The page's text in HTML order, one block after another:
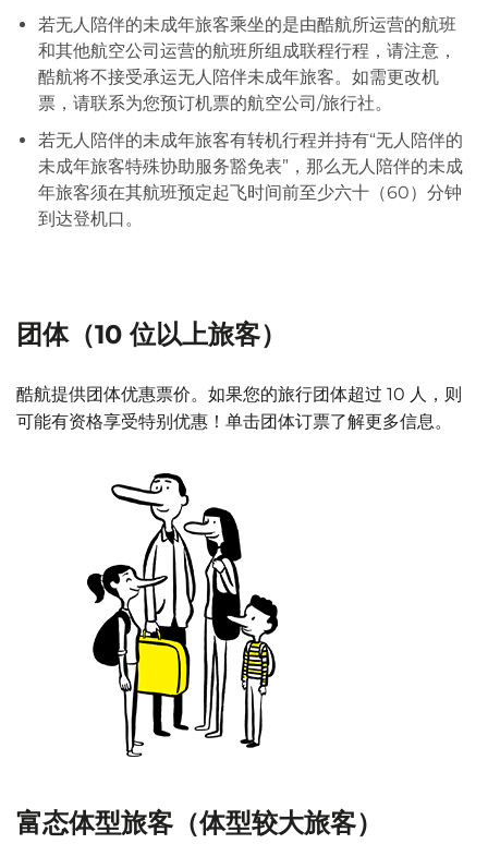
若无人陪伴的未成年旅客乘坐的是由酷航所运营的航班
和其他航空公司运营的航班所组成联程行程，请注意，
酷航将不接受承运无人陪伴未成年旅客。如需更改机
票，请联系为您预订机票的航空公司/旅行社。
若无人陪伴的未成年旅客有转机行程并持有“无人陪伴的
未成年旅客特殊协助服务豁免表”，那么无人陪伴的未成
年旅客须在其航班预定起飞时间前至少六十（60）分钟
到达登机口。
团体（10 位以上旅客）
酷航提供团体优惠票价。如果您的旅行团体超过 10 人，则
可能有资格享受特别优惠！单击团体订票了解更多信息。
富态体型旅客（体型较大旅客）